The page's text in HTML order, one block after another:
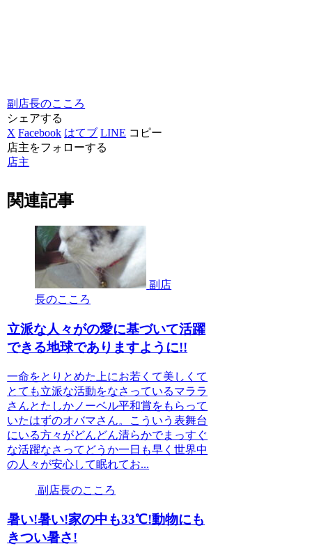
副店長のこころ
シェアする
X Facebook はてブ LINE コピー
店主をフォローする
店主
関連記事
副店
長のこころ
立派な人々がの愛に基づいて活躍
できる地球でありますように!!
一命をとりとめた上にお若くて美しくて
とても立派な活動をなさっているマララ
さんとたしかノーベル平和賞をもらって
いたはずのオバマさん。こういう表舞台
にいる方々がどんどん清らかでまっすぐ
な活躍なさってどうか一日も早く世界中
の人々が安心して眠れてお...
副店長のこころ
暑い!暑い!家の中も33℃!動物にも
きつい暑さ!